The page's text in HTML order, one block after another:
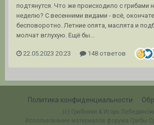
подтянутся. Что же происходило с грибами
неделю? С весенними видами - всё,
бесповоротно. Летние опята, маслята и
молчат вглухую. Ещё бы...
22.05.2023 20:23 148 ответов
Политика конфиденциальности
(c) Грибники & Игорь
Использование материалов форума Грибы